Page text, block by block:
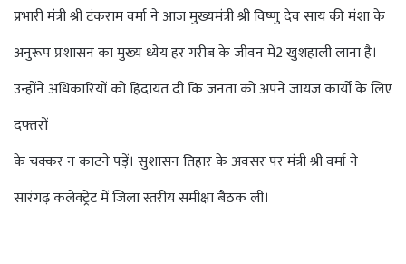
प्रभारी मंत्री श्री टंकराम वर्मा ने आज मुख्यमंत्री श्री विष्णु देव साय की मंशा के
अनुरूप प्रशासन का मुख्य ध्येय हर गरीब के जीवन में2 खुशहाली लाना है।
उन्होंने अधिकारियों को हिदायत दी कि जनता को अपने जायज कार्यों के लिए
दफ्तरों
के चक्कर न काटने पड़ें। सुशासन तिहार के अवसर पर मंत्री श्री वर्मा ने
सारंगढ़ कलेक्ट्रेट में जिला स्तरीय समीक्षा बैठक ली।